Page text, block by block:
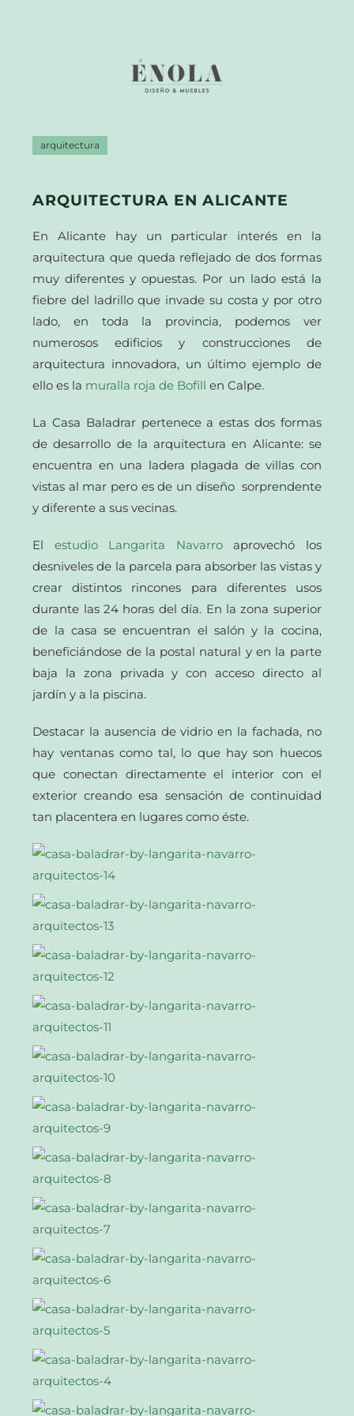
arquitectura
ARQUITECTURA EN ALICANTE
En Alicante hay un particular interés en la
arquitectura que queda reflejado de dos formas
muy diferentes y opuestas. Por un lado está la
fiebre del ladrillo que invade su costa y por otro
lado, en toda la provincia, podemos ver
numerosos edificios y construcciones de
arquitectura innovadora, un último ejemplo de
ello es la muralla roja de Bofill en Calpe.
La Casa Baladrar pertenece a estas dos formas
de desarrollo de la arquitectura en Alicante: se
encuentra en una ladera plagada de villas con
vistas al mar pero es de un diseño sorprendente
y diferente a sus vecinas.
El estudio Langarita Navarroaprovechó los
desniveles de la parcela para absorber las vistas y
crear distintos rincones para diferentes usos
durante las 24 horas del día. En la zona superior
de la casa se encuentran el salón y la cocina,
beneficiándose de la postal natural y en la parte
baja la zona privada y con acceso directo al
jardín y a la piscina.
Destacar la ausencia de vidrio en la fachada, no
hay ventanas como tal, lo que hay son huecos
que conectan directamente el interior con el
exterior creando esa sensación de continuidad
tan placentera en lugares como éste.